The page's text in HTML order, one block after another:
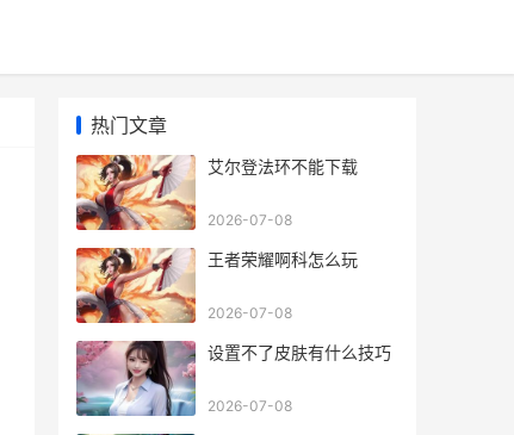
热门文章
艾尔登法环不能下载
2026-07-08
王者荣耀啊科怎么玩
2026-07-08
设置不了皮肤有什么技巧
2026-07-08